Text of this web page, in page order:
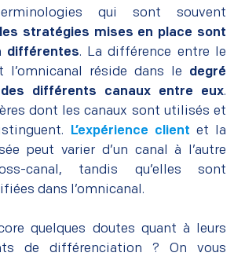
qui sont souvent
les stratégies mises en place sont
différentes. La différence entre le
l’omnicanal réside dans le degré
des différents canaux entre eux.
dont les canaux sont utilisés et
L’expérience client et la
peut varier d’un canal à l’autre
canal, tandis qu’elles sont
dans l’omnicanal.
quelques doutes quant à leurs
de différenciation ? On vous